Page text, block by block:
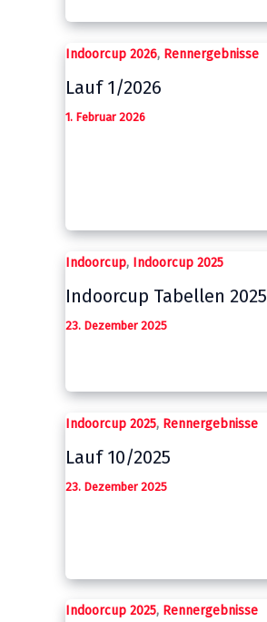
Indoorcup 2026, Rennergebnisse
Lauf 1/2026
1. Februar 2026
Indoorcup, Indoorcup 2025
Indoorcup Tabellen 2025
23. Dezember 2025
Indoorcup 2025, Rennergebnisse
Lauf 10/2025
23. Dezember 2025
Indoorcup 2025, Rennergebnisse